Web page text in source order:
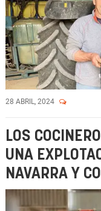
28 ABRIL, 2024
LOS
UNA
NAVARRA Y